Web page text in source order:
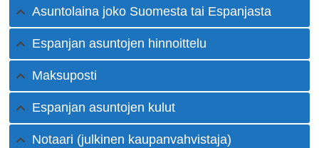
Asuntolaina joko Suomesta tai Espanjasta
Espanjan asuntojen hinnoittelu
Maksuposti
Espanjan asuntojen kulut
Notaari (julkinen kaupanvahvistaja)